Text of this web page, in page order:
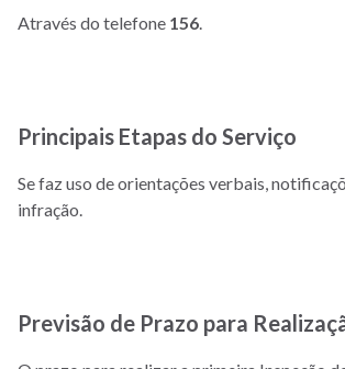
Através do telefone 156.
Principais Etapas do Serviço
Se faz uso de orientações verbais,
infração.
Previsão de Prazo para